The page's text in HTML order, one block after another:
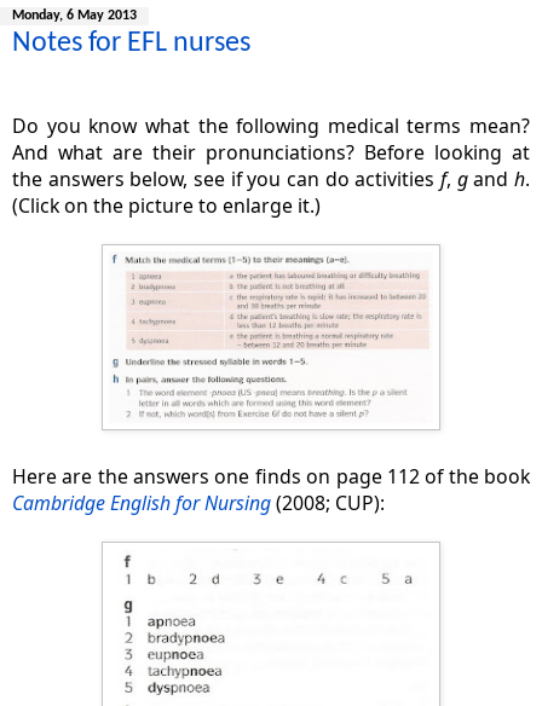
Monday, 6 May 2013
Notes for EFL nurses
Do you know what the following medical terms mean?
And what are their pronunciations? Before looking at
the answers below, see if you can do activities f, gandh.
(Click on the picture to enlarge it.)
Here are the answers one finds on page 112 of the book
Cambridge English for Nursing(2008; CUP):